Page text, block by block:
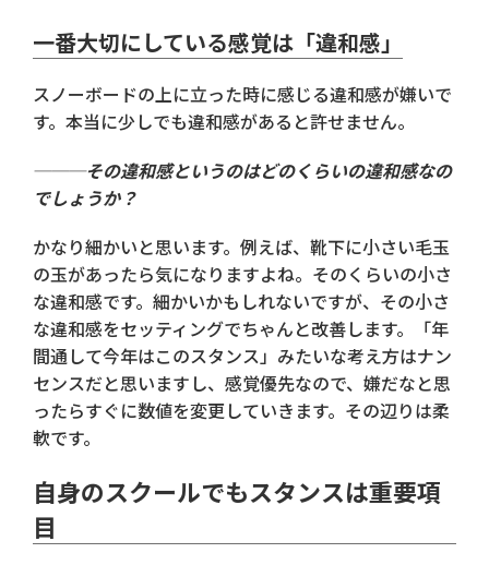
一番大切にしている感覚は「違和感」
スノーボードの上に立った時に感じる違和感が嫌いで
す。本当に少しでも違和感があると許せません。
───その違和感というのはどのくらいの違和感なの
でしょうか？
かなり細かいと思います。例えば、靴下に小さい毛玉
の玉があったら気になりますよね。そのくらいの小さ
な違和感です。細かいかもしれないですが、その小さ
な違和感をセッティングでちゃんと改善します。「年
間通して今年はこのスタンス」みたいな考え方はナン
センスだと思いますし、感覚優先なので、嫌だなと思
ったらすぐに数値を変更していきます。その辺りは柔
軟です。
自身のスクールでもスタンスは重要項
目